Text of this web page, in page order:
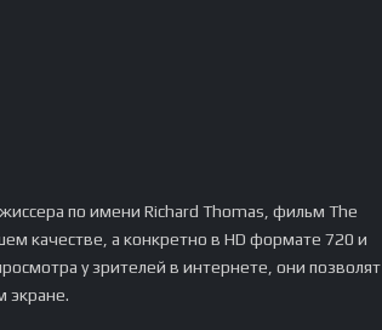
по имени Richard Thomas, фильм The
качестве, а конкретно в HD формате 720 и
у зрителей в интернете, они позволят
экране.